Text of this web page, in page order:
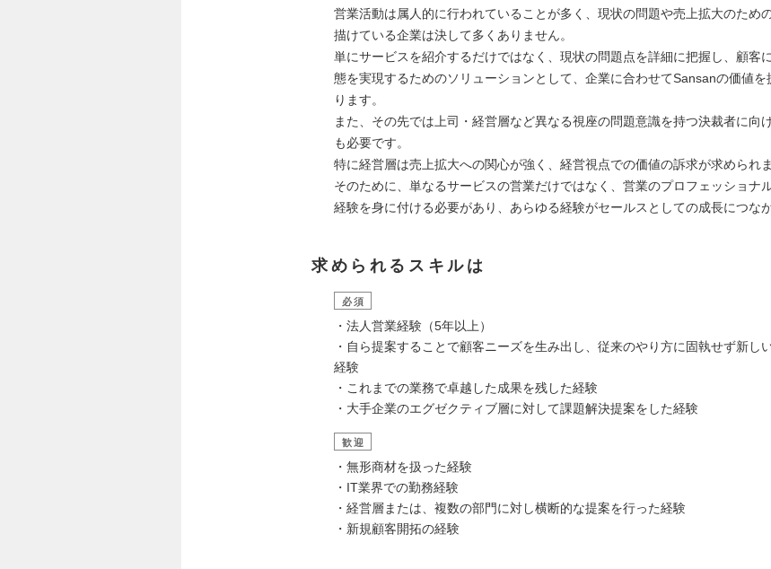
営業活動は属人的に行われていることが多く、現状の問題や売上拡大のため
描けている企業は決して多くありません。
単にサービスを紹介するだけではなく、現状の問題点を詳細に把握し、顧客
態を実現するためのソリューションとして、企業に合わせてSansanの価値を
ります。
また、その先では上司・経営層など異なる視座の問題意識を持つ決裁者に向
も必要です。
特に経営層は売上拡大への関心が強く、経営視点での価値の訴求が求められま
そのために、単なるサービスの営業だけではなく、営業のプロフェッショナ
経験を身に付ける必要があり、あらゆる経験がセールスとしての成長につな
求められるスキルは
必須
・法人営業経験（5年以上）
・自ら提案することで顧客ニーズを生み出し、従来のやり方に固執せず新し
経験
・これまでの業務で卓越した成果を残した経験
・大手企業のエグゼクティブ層に対して課題解決提案をした経験
歓迎
・無形商材を扱った経験
・IT業界での勤務経験
・経営層または、複数の部門に対し横断的な提案を行った経験
・新規顧客開拓の経験